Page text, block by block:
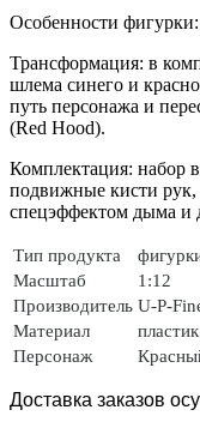
Особенности
Трансформация: в
шлема синего и
путь персонажа и
(Red Hood).
Комплектация: набор
подвижные кисти рук,
спецэффектом дыма и
Тип продукта
Масштаб
1:12
Производитель U-P-
Материал
пластик
Персонаж
Доставка заказов